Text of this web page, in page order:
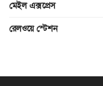
মেইল এক্সপ্রেস
রেলওয়ে স্টেশন